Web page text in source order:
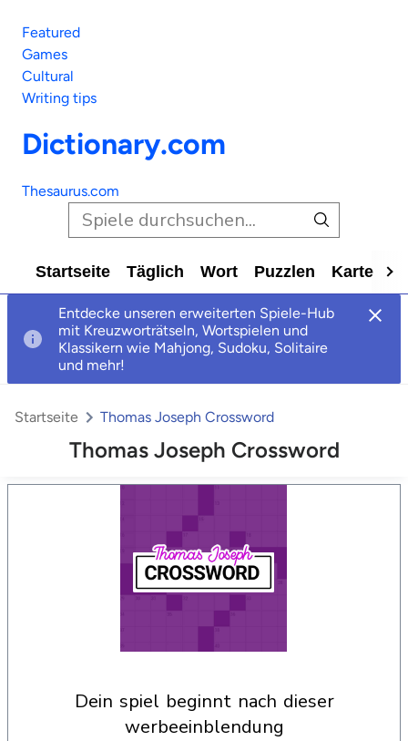
Featured
Games
Cultural
Writing tips
Dictionary.com
Thesaurus.com
Startseite Täglich Wort Puzzlen Karte
Entdecke unseren erweiterten Spiele-Hub
mit Kreuzworträtseln, Wortspielen und
Klassikern wie Mahjong, Sudoku, Solitaire
und mehr!
Thomas Joseph Crossword
Startseite Thomas Joseph Crossword
dein spiel beginnt nach dieser
werbeeinblendung